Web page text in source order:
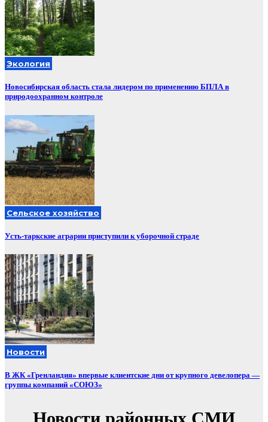
Экология
Новосибирская область стала лидером по применению БПЛА в
природоохранном контроле
Сельское хозяйство
Усть-таркские аграрии приступили к уборочной страде
Новости
В ЖК «Гренландия» впервые клиентские дни от крупного девелопера —
группы компаний «СОЮЗ»